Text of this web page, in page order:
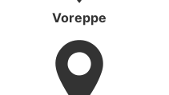
Voreppe